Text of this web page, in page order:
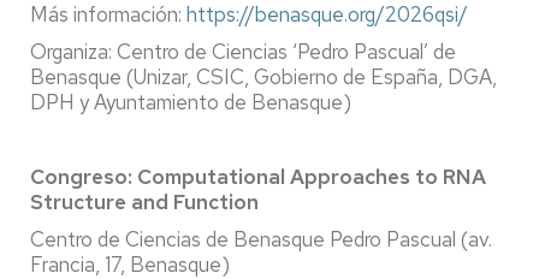
Más información: https://benasque.org/2026qsi/
Organiza: Centro de Ciencias ‘Pedro Pascual’ de
Benasque (Unizar, CSIC, Gobierno de España, DGA,
DPH y Ayuntamiento de Benasque)
Congreso: Computational Approaches to RNA
Structure and Function
Centro de Ciencias de Benasque Pedro Pascual (av.
Francia, 17, Benasque)